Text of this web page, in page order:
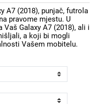
A7 (2018), punjač, futrola
pravome mjestu. U
Galaxy A7 (2018), ali i
a koji bi mogli
Vašem mobitelu.
laptope
za laptop